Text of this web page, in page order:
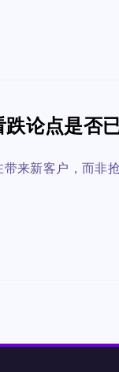
论点是否
来新客户，而非